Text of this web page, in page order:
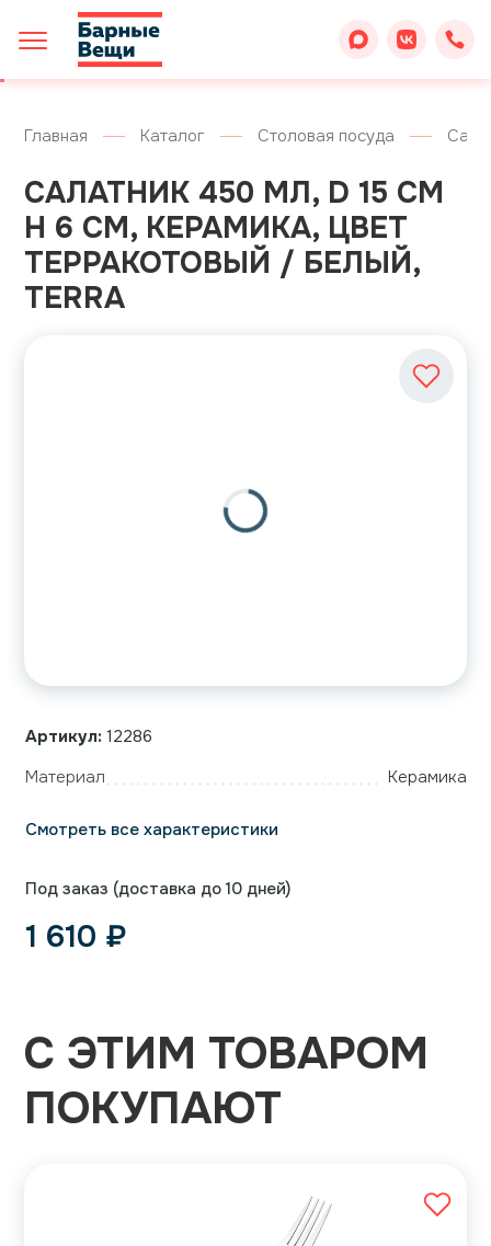
Главная Каталог Столовая посуда
САЛАТНИК 450 МЛ, D 15 СМ
H 6 СМ, КЕРАМИКА, ЦВЕТ
ТЕРРАКОТОВЫЙ / БЕЛЫЙ,
TERRA
Артикул: 12286
Материал
Керамика
Смотреть все характеристики
Под заказ (доставка до 10 дней)
1 610 ₽
С ЭТИМ ТОВАРОМ
ПОКУПАЮТ